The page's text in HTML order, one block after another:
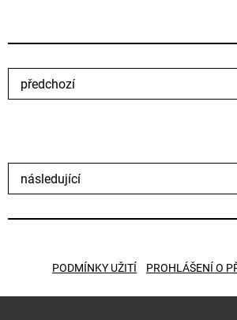
předchozí
následující
PODMÍNKY UŽITÍ PROHLÁŠENÍ O